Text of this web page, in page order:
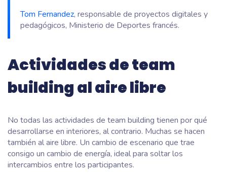
Tom Fernandez, responsable de proyectos digitales y
pedagógicos, Ministerio de Deportes francés.
Actividades de team
building al aire libre
No todas las actividades de team building tienen por qué
desarrollarse en interiores, al contrario. Muchas se hacen
también al aire libre. Un cambio de escenario que trae
consigo un cambio de energía, ideal para soltar los
intercambios entre los participantes.